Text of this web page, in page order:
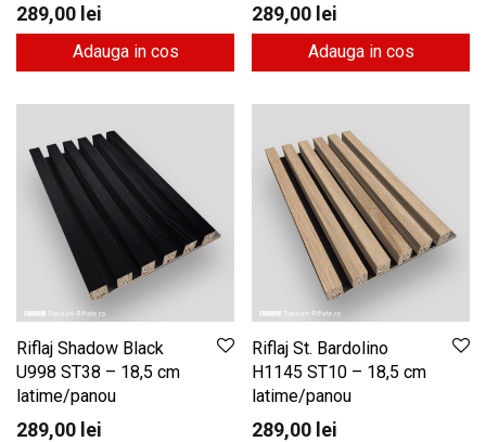
289,00 lei
Adauga in cos
289,00 lei
Adauga in cos
Riflaj Shadow Black
U998 ST38 – 18,5 cm
latime/panou
289,00 lei
Riflaj St. Bardolino
H1145 ST10 – 18,5 cm
latime/panou
289,00 lei